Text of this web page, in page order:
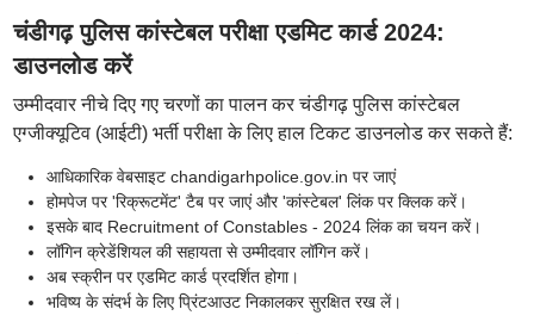
चंडीगढ़ पुलिस कांस्टेबल परीक्षा एडमिट कार्ड 2024:
डाउनलोड करें
उम्मीदवार नीचे दिए गए चरणों का पालन कर चंडीगढ़ पुलिस कांस्टेबल
एग्जीक्यूटिव (आईटी) भर्ती परीक्षा के लिए हाल टिकट डाउनलोड कर सकते हैं:
आधिकारिक वेबसाइट chandigarhpolice.gov.in पर जाएं
होमपेज पर 'रिक्रूटमेंट' टैब पर जाएं और 'कांस्टेबल' लिंक पर क्लिक करें।
इसके बाद Recruitment of Constables - 2024 लिंक का चयन करें।
लॉगिन क्रेडेंशियल की सहायता से उम्मीदवार लॉगिन करें।
अब स्क्रीन पर एडमिट कार्ड प्रदर्शित होगा।
भविष्य के संदर्भ के लिए प्रिंटआउट निकालकर सुरक्षित रख लें।